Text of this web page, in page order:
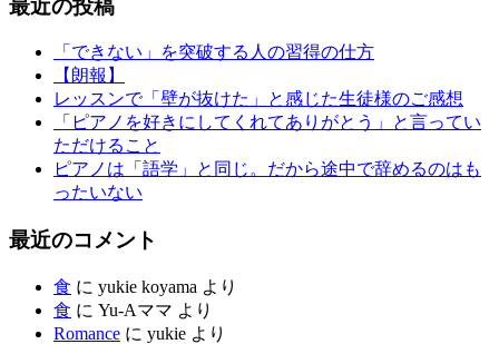
最近の投稿
「できない」を突破する人の習得の仕方
【朗報】
レッスンで「壁が抜けた」と感じた生徒様のご感想
「ピアノを好きにしてくれてありがとう」と言ってい
ただけること
ピアノは「語学」と同じ。だから途中で辞めるのはも
ったいない
最近のコメント
食 に yukie koyama より
食 に Yu-Aママ より
Romance に yukie より